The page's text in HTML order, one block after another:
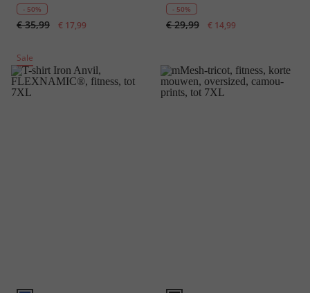
mouwen, QuickDry, all-
over print, tot 7XL
- 50%
€ 35,99 € 17,99
mouwen, QuickDry, tot
8XL
- 50%
€ 29,99 € 14,99
Sale